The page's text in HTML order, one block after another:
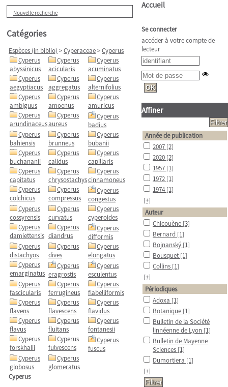
Nouvelle recherche
Catégories
Espèces (in biblio) >Cyperaceae>Cyperus
Cyperus
abyssinicus
Cyperus
acicularis
Cyperus
acuminatus
Cyperus
aegyptiacus
Cyperus
aggregatus
Cyperus
alternifolius
Cyperus
ambiguus
Cyperus
amoenus
Cyperus
amuricus
Cyperus
arundinaceus
Cyperus
aureus
Cyperus
badius
Cyperus
bahiensis
Cyperus
brunneus
Cyperus
bubanii
Cyperus
buchananii
Cyperus
calidus
Cyperus
capillaris
Cyperus
capitatus
Cyperus
chrysostachys
Cyperus
cinnamoneus
Cyperus
colchicus
Cyperus
compressus
Cyperus
congestus
Cyperus
cossyrensis
Cyperus
curvatus
Cyperus
cyperoides
Cyperus
damiettensis
Cyperus
diandrus
Cyperus
difformis
Cyperus
distachyos
Cyperus
dives
Cyperus
elongatus
Cyperus
emarginatus
Cyperus
eragrostis
Cyperus
esculentus
Cyperus
fascicularis
Cyperus
ferrugineus
Cyperus
flabelliformis
Cyperus
flavens
Cyperus
flavescens
Cyperus
flavidus
Cyperus
flavus
Cyperus
fluitans
Cyperus
fontanesii
Cyperus
forskhalii
Cyperus
fulvescens
Cyperus
fuscus
Cyperus
globosus
Cyperus
glomeratus
Cyperus
Accueil
Se connecter
accéder à votre compte de
lecteur
Affiner
Année de publication
2007 [2]
2020 [2]
1957 [1]
1972 [1]
1974 [1]
[+]
Auteur
Chicouène [3]
Bernard [1]
Bojnanský [1]
Bousquet [1]
Collins [1]
[+]
Périodiques
Adoxa [1]
Botanique [1]
Bulletin de la Société
linnéenne de Lyon [1]
Bulletin de Mayenne
Sciences [1]
Dumortiera [1]
[+]